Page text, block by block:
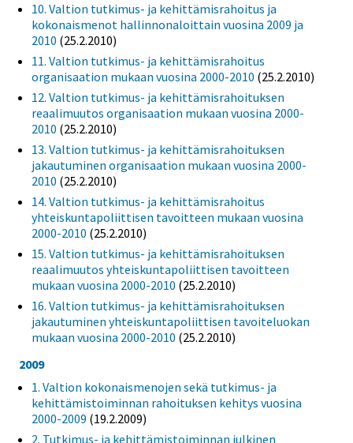
10. Valtion tutkimus- ja kehittämisrahoitus ja
kokonaismenot hallinnonaloittain vuosina 2009 ja
2010 (25.2.2010)
11. Valtion tutkimus- ja kehittämisrahoitus
organisaation mukaan vuosina 2000-2010 (25.2.2010)
12. Valtion tutkimus- ja kehittämisrahoituksen
reaalimuutos organisaation mukaan vuosina 2000-
2010 (25.2.2010)
13. Valtion tutkimus- ja kehittämisrahoituksen
jakautuminen organisaation mukaan vuosina 2000-
2010 (25.2.2010)
14. Valtion tutkimus- ja kehittämisrahoitus
yhteiskuntapoliittisen tavoitteen mukaan vuosina
2000-2010 (25.2.2010)
15. Valtion tutkimus- ja kehittämisrahoituksen
reaalimuutos yhteiskuntapoliittisen tavoitteen
mukaan vuosina 2000-2010 (25.2.2010)
16. Valtion tutkimus- ja kehittämisrahoituksen
jakautuminen yhteiskuntapoliittisen tavoiteluokan
mukaan vuosina 2000-2010 (25.2.2010)
2009
1. Valtion kokonaismenojen sekä tutkimus- ja
kehittämistoiminnan rahoituksen kehitys vuosina
2000-2009 (19.2.2009)
2. Tutkimus- ja kehittämistoiminnan julkinen